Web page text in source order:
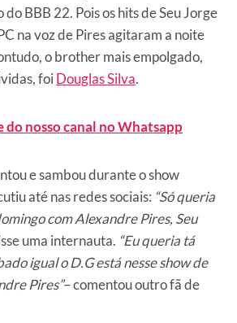
do BBB 22. Pois os hits de Seu Jorge
na voz de Pires agitaram a noite
o brother mais empolgado,
foiDouglas Silva.
do nosso canal no Whatsapp
e sambou durante o show
até nas redes sociais: “Só queria
com Alexandre Pires, Seu
uma internauta. “Eu queria tá
igual o D.G está nesse show de
Pires”– comentou outro fã de